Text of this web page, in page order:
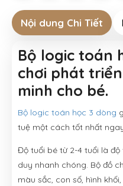
Nội dung Chi Tiết
Bộ logic toán
chơi phát
minh cho bé.
Bộ logic toán học 3 dòng
tuệ một cách tốt nhất
Độ tuổi bé từ 2-4 tuổi là
duy nhanh chóng. Bộ đồ
màu sắc, con số, hình